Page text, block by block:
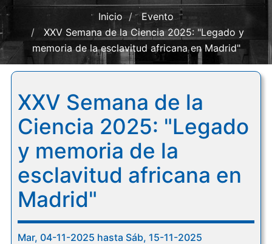
Inicio
Evento
XXV Semana de la Ciencia 2025: "Legado y
memoria de la esclavitud africana en Madrid"
XXV Semana de la
Ciencia 2025: "Legado
y memoria de la
esclavitud africana en
Madrid"
Mar, 04-11-2025 hasta Sáb, 15-11-2025